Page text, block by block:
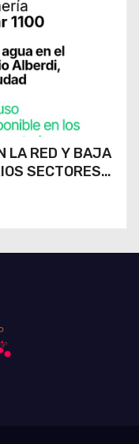
LA RED Y BAJA
SECTORES